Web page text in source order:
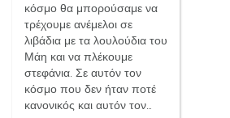
κόσμο θα μπορούσαμε να
τρέχουμε ανέμελοι σε
λιβάδια με τα λουλούδια του
Μάη και να πλέκουμε
στεφάνια. Σε αυτόν τον
κόσμο που δεν ήταν ποτέ
κανονικός και αυτόν τον…